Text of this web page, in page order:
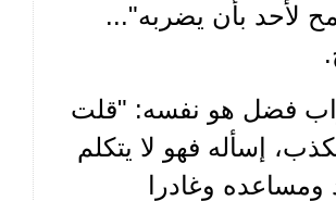
لأحد بأن يضربه"...
جواب فضل هو نفسه: "قلت
إسأله فهو لا يتكلم
وغادرا